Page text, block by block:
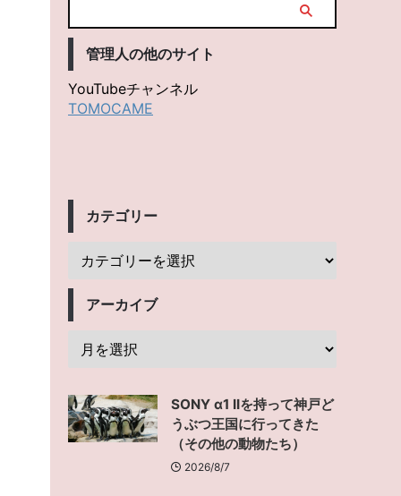
管理人の他のサイト
YouTubeチャンネル
TOMOCAME
カテゴリー
アーカイブ
SONY α1 IIを持って神戸ど
うぶつ王国に行ってきた
（その他の動物たち）
2026/8/7